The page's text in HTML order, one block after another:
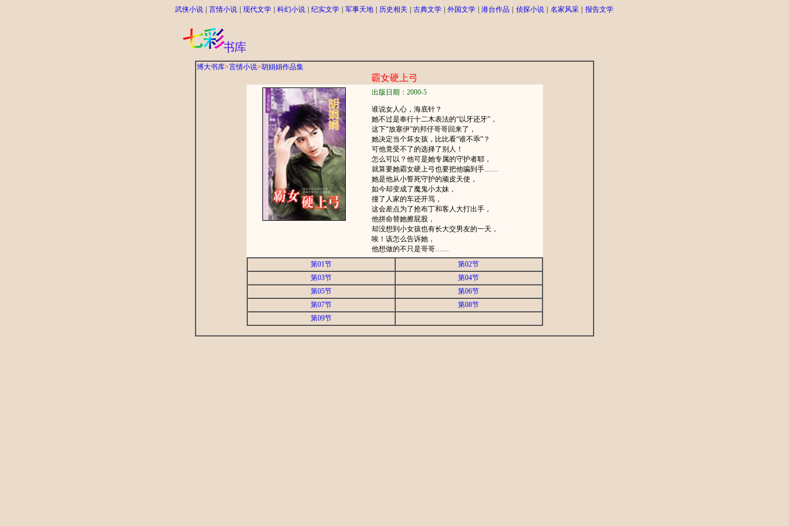
武侠小说 言情小说 现代文学 科幻小说 纪实文学 军事天地 历史相关 古典文学 外国文学 港台作品 侦探小说 名家风采 报告文学
博大书库>言情小说>胡娟娟作品集
霸女硬上弓
出版日期：2000-5
谁说女人心，海底针？
她不过是奉行十二木表法的“以牙还牙”，
这下“放塞伊”的邦仔哥哥回来了，
她决定当个坏女孩，比比看“谁不乖”？
可他竟受不了的选择了别人！
怎么可以？他可是她专属的守护者耶，
就算要她霸女硬上弓也要把他骗到手……
她是他从小誓死守护的顽皮天使，
如今却变成了魔鬼小太妹，
撞了人家的车还开骂，
这会差点为了抢布丁和客人大打出手，
他拼命替她擦屁股，
却没想到小女孩也有长大交男友的一天，
唉！该怎么告诉她，
他想做的不只是哥哥……
第01节
第02节
第03节
第04节
第05节
第06节
第07节
第08节
第09节